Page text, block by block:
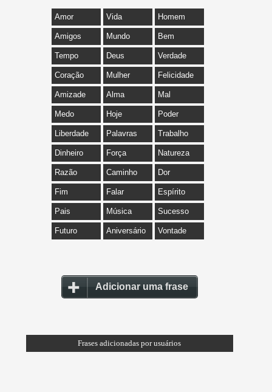
Amor Vida Homem
Amigos Mundo Bem
Tempo Deus Verdade
Coração Mulher Felicidade
Amizade Alma Mal
Medo Hoje Poder
Liberdade Palavras Trabalho
Dinheiro Força Natureza
Razão Caminho Dor
Fim Falar Espírito
Pais Música Sucesso
Futuro Aniversário Vontade
Adicionar uma frase
Frases adicionadas por usuários